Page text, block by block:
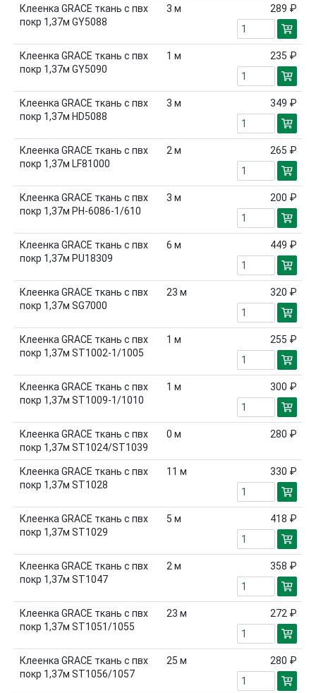
Клеенка GRACE ткань с пвх
покр 1,37м GY5088
3 м 289 ₽
Клеенка GRACE ткань с пвх
покр 1,37м GY5090
1 м 235 ₽
Клеенка GRACE ткань с пвх
покр 1,37м HD5088
3 м 349 ₽
Клеенка GRACE ткань с пвх
покр 1,37м LF81000
2м 265 ₽
Клеенка GRACE ткань с пвх
покр 1,37м PH-6086-1/610
3 м 200 ₽
Клеенка GRACE ткань с пвх
покр 1,37м PU18309
6 м 449 ₽
Клеенка GRACE ткань с пвх
покр 1,37м SG7000
23 м 320 ₽
Клеенка GRACE ткань с пвх
покр 1,37м ST1002-1/1005
1 м 255 ₽
Клеенка GRACE ткань с пвх
покр 1,37м ST1009-1/1010
1 м 300 ₽
Клеенка GRACE ткань с пвх
покр 1,37м ST1024/ST1039
0 м 280 ₽
Клеенка GRACE ткань с пвх
покр 1,37м ST1028
11 м 330 ₽
Клеенка GRACE ткань с пвх
покр 1,37м ST1029
5 м 418 ₽
Клеенка GRACE ткань с пвх
покр 1,37м ST1047
2м 358 ₽
Клеенка GRACE ткань с пвх
покр 1,37м ST1051/1055
23 м 272 ₽
Клеенка GRACE ткань с пвх
покр 1,37м ST1056/1057
25 м 280 ₽